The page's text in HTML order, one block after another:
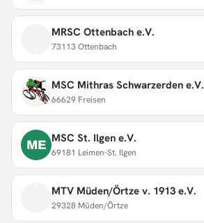
MRSC Ottenbach e.V.
73113 Ottenbach
MSC Mithras Schwarzerden e.V.
66629 Freisen
ME MSC St. Ilgen e.V.
69181 Leimen-St. Ilgen
MTV Müden/Örtze v. 1913 e.V.
29328 Müden/Örtze